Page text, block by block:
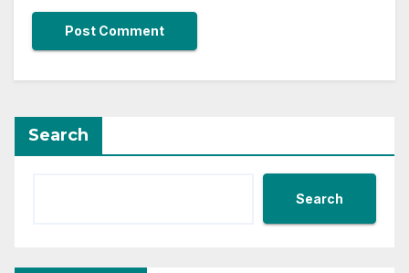
Search
Search